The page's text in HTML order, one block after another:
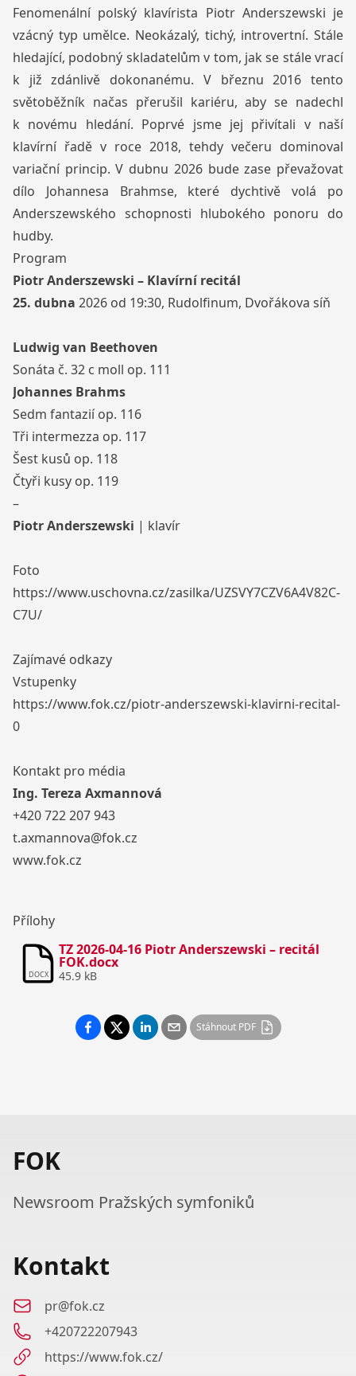
Fenomenální polský klavírista Piotr Anderszewski je
vzácný typ umělce. Neokázalý, tichý, introvertní. Stále
hledající, podobný skladatelům v tom, jak se stále vrací
k již zdánlivě dokonanému. V březnu 2016 tento
světoběžník načas přerušil kariéru, aby se nadechl
k novému hledání. Poprvé jsme jej přivítali v naší
klavírní řadě v roce 2018, tehdy večeru dominoval
variační princip. V dubnu 2026 bude zase převažovat
dílo Johannesa Brahmse, které dychtivě volá po
Anderszewského schopnosti hlubokého ponoru do
hudby.
Program
Piotr Anderszewski – Klavírní recitál
25. dubna 2026 od 19:30, Rudolfinum, Dvořákova síň
Ludwig van Beethoven
Sonáta č. 32 c moll op. 111
Johannes Brahms
Sedm fantazií op. 116
Tři intermezza op. 117
Šest kusů op. 118
Čtyři kusy op. 119
–
Piotr Anderszewski | klavír
Foto
https://www.uschovna.cz/zasilka/UZSVY7CZV6A4V82C-
C7U/
Zajímavé odkazy
Vstupenky
https://www.fok.cz/piotr-anderszewski-klavirni-recital-
0
Kontakt pro média
Ing. Tereza Axmannová
+420 722 207 943
t.axmannova@fok.cz
www.fok.cz
Přílohy
DOCX
TZ 2026-04-16 Piotr Anderszewski – recitál
FOK.docx
45.9 kB
Stáhnout PDF
FOK
Newsroom Pražských symfoniků
Kontakt
pr@fok.cz
+420722207943
https://www.fok.cz/